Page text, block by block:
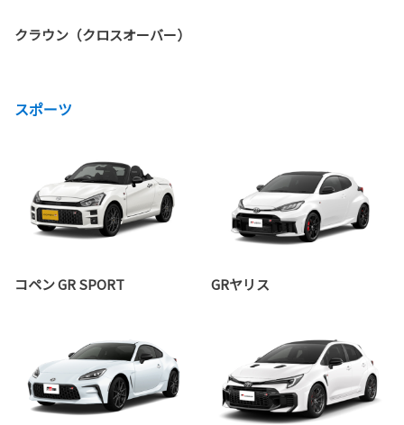
クラウン（クロスオーバー）
スポーツ
コペン GR SPORT GRヤリス